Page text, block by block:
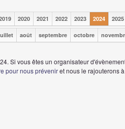
2020 2021 2022 2023 2024 2025
août septembre octobre
Si vous êtes un organisateur
pour nous préveniret nous le rajouterons